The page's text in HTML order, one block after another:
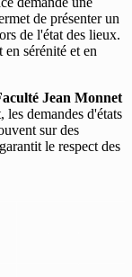
de présenter un
de l'état des lieux.
sérénité et en
Jean Monnet
les demandes d'états
sur des
le respect des